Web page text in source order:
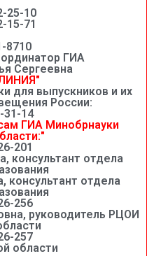
25-10
15-71
8710
ГИА
Сергеевна
для выпускников и их
России:
31-14
ГИА Минобрнауки
201
консультант отдела
консультант отдела
256
руководитель РЦОИ
257
области